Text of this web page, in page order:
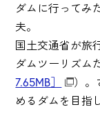
ダムに行ってみ
夫。
国土交通省が旅
ダムツーリズム
7.65MB］
）。
めるダムを目指